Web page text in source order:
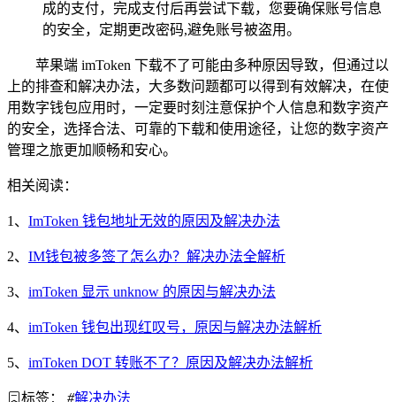
成的支付，完成支付后再尝试下载，您要确保账号信息
的安全，定期更改密码,避免账号被盗用。
苹果端 imToken 下载不了可能由多种原因导致，但通过以
上的排查和解决办法，大多数问题都可以得到有效解决，在使
用数字钱包应用时，一定要时刻注意保护个人信息和数字资产
的安全，选择合法、可靠的下载和使用途径，让您的数字资产
管理之旅更加顺畅和安心。
相关阅读：
1、 ImToken 钱包地址无效的原因及解决办法
2、 IM钱包被多签了怎么办？解决办法全解析
3、 imToken 显示 unknow 的原因与解决办法
4、 imToken 钱包出现红叹号，原因与解决办法解析
5、 imToken DOT 转账不了？原因及解决办法解析
标签： #解决办法